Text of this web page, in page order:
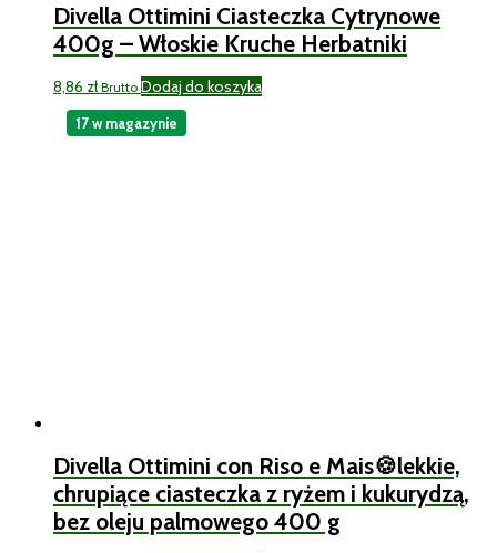
Divella Ottimini Ciasteczka Cytrynowe
400g – Włoskie Kruche Herbatniki
8,86 zł Brutto Dodaj do koszyka
Divella Ottimini con Riso e Mais🍪lekkie,
chrupiące ciasteczka z ryżem i kukurydzą,
bez oleju palmowego 400 g
17 w magazynie